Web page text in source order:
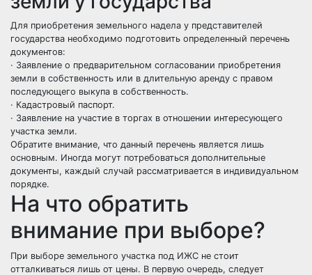
Для приобретения земельного надела у представителей
государства необходимо подготовить определенный перечень
документов:
· Заявление о предварительном согласовании приобретения
земли в собственность или в длительную аренду с правом
последующего выкупа в собственность.
· Кадастровый паспорт.
· Заявление на участие в торгах в отношении интересующего
участка земли.
Обратите внимание, что данный перечень является лишь
основным. Иногда могут потребоваться дополнительные
документы, каждый случай рассматривается в индивидуальном
порядке.
На что обратить
внимание при выборе?
При выборе земельного участка под ИЖС не стоит
отталкиваться лишь от цены. В первую очередь, следует